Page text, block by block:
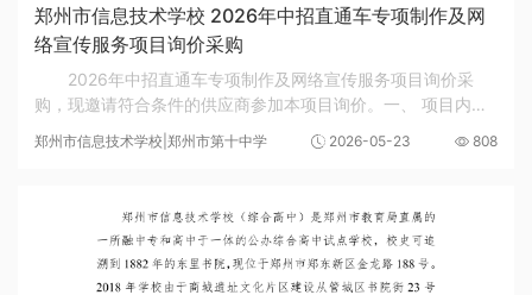
郑州市信息技术学校 2026年中招直通车专项制作及网
络宣传服务项目询价采购
2026年中招直通车专项制作及网络宣传服务项目询价采
购，现邀请符合条件的供应商参加本项目询价。一、 项目内
容： 本项目为中招招生宣传专题页一站式制作服务，包含需
求策划、视觉设计、内容排版、上线测试、售后维...
郑州市信息技术学校|郑州市第十中学 2026-05-23 808